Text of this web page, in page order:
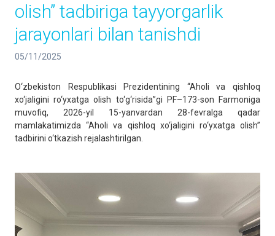
olish” tadbiriga tayyorgarlik
jarayonlari bilan tanishdi
05/11/2025
O‘zbekiston Respublikasi Prezidentining “Aholi va qishloq
xo‘jaligini ro‘yxatga olish to‘g‘risida”gi PF–173-son Farmoniga
muvofiq, 2026-yil 15-yanvardan 28-fevralga qadar
mamlakatimizda “Aholi va qishloq xo‘jaligini ro‘yxatga olish”
tadbirini o‘tkazish rejalashtirilgan.